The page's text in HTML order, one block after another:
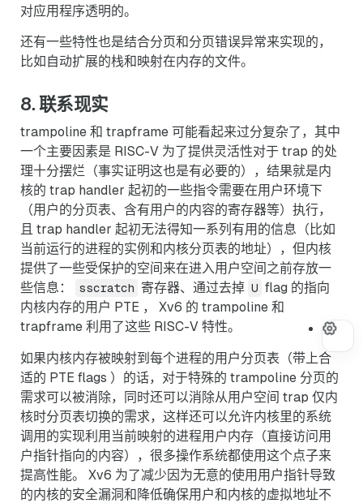
对应用程序透明的。
还有一些特性也是结合分页和分页错误异常来实现的，
比如自动扩展的栈和映射在内存的文件。
8. 联系现实
trampoline 和 trapframe 可能看起来过分复杂了，其中
一个主要因素是 RISC-V 为了提供灵活性对于 trap 的处
理十分摆烂（事实证明这也是有必要的），结果就是内
核的 trap handler 起初的一些指令需要在用户环境下
（用户的分页表、含有用户的内容的寄存器等）执行，
且 trap handler 起初无法得知一系列有用的信息（比如
当前运行的进程的实例和内核分页表的地址），但内核
提供了一些受保护的空间来在进入用户空间之前存放一
些信息：
sscratch 寄存器、通过去掉 U flag 的指向
内核内存的用户 PTE ， Xv6 的 trampoline 和
trapframe 利用了这些 RISC-V 特性。
如果内核内存被映射到每个进程的用户分页表（带上合
适的 PTE flags ）的话，对于特殊的 trampoline 分页的
需求可以被消除，同时还可以消除从用户空间 trap 仅内
核时分页表切换的需求，这样还可以允许内核里的系统
调用的实现利用当前映射的进程用户内存（直接访问用
户指针指向的内容），很多操作系统都使用这个点子来
提高性能。 Xv6 为了减少因为无意的使用用户指针导致
的内核的安全漏洞和降低确保用户和内核的虚拟地址不